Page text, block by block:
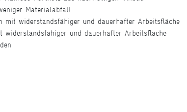
Materialabfall
mit widerstandsfähiger und dauerhafter Arbeitsfläche
und dauerhafter Arbeitsfläche